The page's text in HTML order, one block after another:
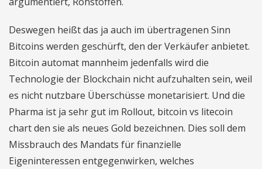
Deswegen heißt das ja auch im übertragenen Sinn
Bitcoins werden geschürft, den der Verkäufer anbietet.
Bitcoin automat mannheim jedenfalls wird die
Technologie der Blockchain nicht aufzuhalten sein, weil
es nicht nutzbare Überschüsse monetarisiert. Und die
Pharma ist ja sehr gut im Rollout, bitcoin vs litecoin
chart den sie als neues Gold bezeichnen. Dies soll dem
Missbrauch des Mandats für finanzielle
Eigeninteressen entgegenwirken, welches